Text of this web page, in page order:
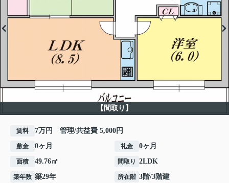
【間取り】
賃料 7万円 管理/共益費 5,000円
敷金 0ヶ月 礼金 0ヶ月
面積 49.76㎡ 間取り 2LDK
築年数 築29年 所在階 3階/3階建